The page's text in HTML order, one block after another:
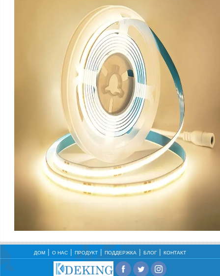
ДОМ О НАС ПРОДУКТ ПОДДЕРЖКА БЛОГ КОНТАКТ